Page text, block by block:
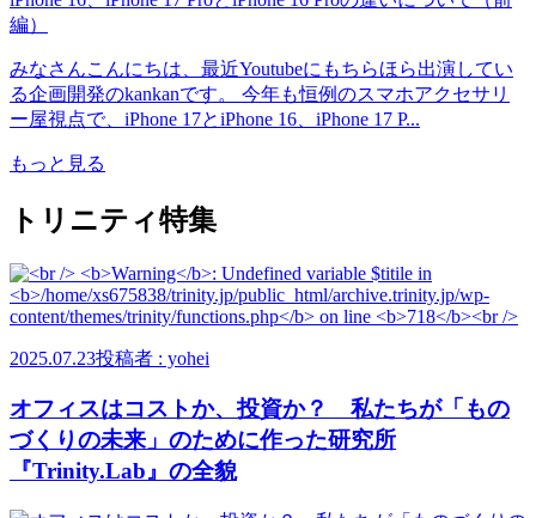
みなさんこんにちは、最近Youtubeにもちらほら出演してい
る企画開発のkankanです。 今年も恒例のスマホアクセサリ
ー屋視点で、iPhone 17とiPhone 16、iPhone 17 P...
もっと見る
トリニティ特集
2025.07.23投稿者 : yohei
オフィスはコストか、投資か？ 私たちが「もの
づくりの未来」のために作った研究所
『Trinity.Lab』の全貌